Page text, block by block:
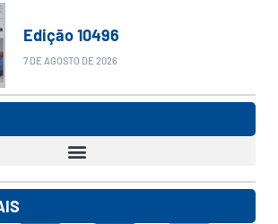
Edição 10496
7 DE AGOSTO DE 2026